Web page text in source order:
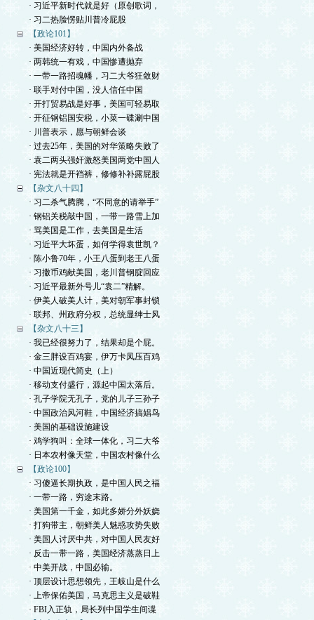
· 习近平新时代就是好（原创歌词，
· 习二热脸愣贴川普冷屁股
【政论101】
· 美国经济好转，中国内外备战
· 两韩统一有戏，中国惨遭抛弃
· 一带一路招魂幡，习二大爷狂敛财
· 联手对付中国，没人信任中国
· 开打贸易战是好事，美国可轻易取
· 开征钢铝国安税，小菜一碟涮中国
· 川普表示，愿与朝鲜会谈
· 过去25年，美国的对华策略失败了
· 袁二两头强奸激怒美国两党中国人
· 宪法就是开裆裤，修修补补露屁股
【杂文八十四】
· 习二杀气腾腾，“不同意的请举手”
· 钢铝关税敲中国，一带一路雪上加
· 骂美国是工作，去美国是生活
· 习近平大坏蛋，如何学得袁世凯？
· 陈小鲁70年，小王八蛋到老王八蛋
· 习撒币鸡献美国，老川普钢腚回应
· 习近平最新外号儿“袁二”精解。
· 伊美人破美人计，美对朝军事封锁
· 联邦、州政府分权，总统显绅士风
【杂文八十三】
· 我已经很努力了，结果却是个屁。
· 金三胖设百鸡宴，伊万卡凤压百鸡
· 中国近现代简史（上）
· 移动支付盛行，源起中国太落后。
· 孔子学院无孔子，党的儿子三孙子
· 中国政治风河鞋，中国经济搞娼鸟
· 美国的基础设施建设
· 鸡学狗叫：全球一体化，习二大爷
· 日本农村像天堂，中国农村像什么
【政论100】
· 习傻逼长期执政，是中国人民之福
· 一带一路，穷途末路。
· 美国第一千金，如此多娇分外妖娆
· 打狗带主，朝鲜美人魅惑攻势失败
· 美国人讨厌中共，对中国人民友好
· 反击一带一路，美国经济蒸蒸日上
· 中美开战，中国必输。
· 顶层设计思想领先，王岐山是什么
· 上帝保佑美国，马克思主义是破鞋
· FBI入正轨，局长列中国学生间谍